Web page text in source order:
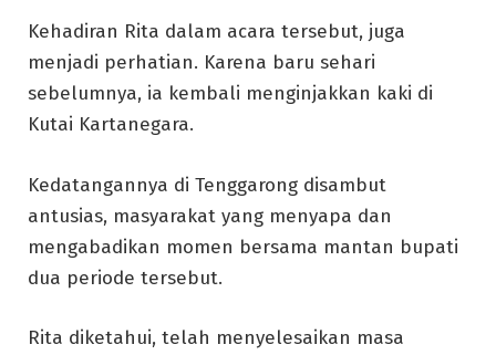
Kehadiran Rita dalam acara tersebut, juga
menjadi perhatian. Karena baru sehari
sebelumnya, ia kembali menginjakkan kaki di
Kutai Kartanegara.
Kedatangannya di Tenggarong disambut
antusias, masyarakat yang menyapa dan
mengabadikan momen bersama mantan bupati
dua periode tersebut.
Rita diketahui, telah menyelesaikan masa